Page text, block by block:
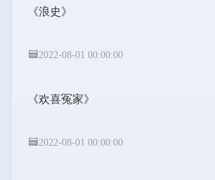
《浪史》
2022-08-01 00:00:00
《欢喜冤家》
2022-08-01 00:00:00